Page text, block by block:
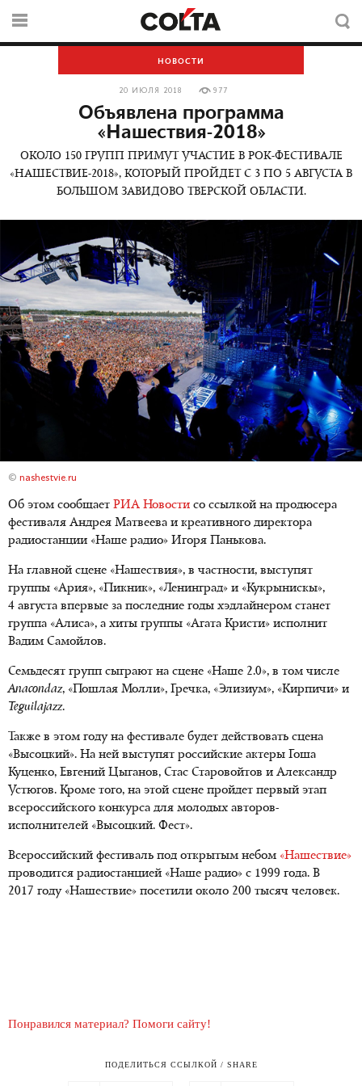
НОВОСТИ
20 ИЮЛЯ 2018 977
Объявлена программа
«Нашествия-2018»
ОКОЛО 150 ГРУПП ПРИМУТ УЧАСТИЕ В РОК-ФЕСТИВАЛЕ
«НАШЕСТВИЕ-2018», КОТОРЫЙ ПРОЙДЕТ С 3 ПО 5 АВГУСТА В
БОЛЬШОМ ЗАВИДОВО ТВЕРСКОЙ ОБЛАСТИ.
© nashestvie.ru
Об этом сообщает РИА Новости со ссылкой на продюсера
фестиваля Андрея Матвеева и креативного директора
радиостанции «Наше радио» Игоря Панькова.
На главной сцене «Нашествия», в частности, выступят
группы «Ария», «Пикник», «Ленинград» и «Кукрынискы»,
4 августа впервые за последние годы хэдлайнером станет
группа «Алиса», а хиты группы «Агата Кристи» исполнит
Вадим Самойлов.
Семьдесят групп сыграют на сцене «Наше 2.0», в том числе
Anacondaz, «Пошлая Молли», Гречка, «Элизиум», «Кирпичи» и
Teguilajazz.
Также в этом году на фестивале будет действовать сцена
«Высоцкий». На ней выступят российские актеры Гоша
Куценко, Евгений Цыганов, Стас Старовойтов и Александр
Устюгов. Кроме того, на этой сцене пройдет первый этап
всероссийского конкурса для молодых авторов-
исполнителей «Высоцкий. Фест».
Всероссийский фестиваль под открытым небом «Нашествие»
проводится радиостанцией «Наше радио» с 1999 года. В
2017 году «Нашествие» посетили около 200 тысяч человек.
Понравился материал? Помоги сайту!
ПОДЕЛИТЬСЯ ССЫЛКОЙ / SHARE